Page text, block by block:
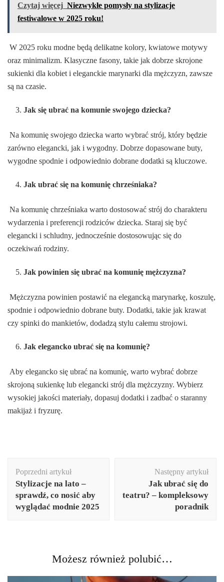
Czytaj więcej Niezwykłe pomysły na stylizacje
festiwalowe w 2025 roku!
W 2025 roku modne będą delikatne kolory, kwiatowe motywy
oraz minimalizm. Klasyczne fasony, takie jak dobrze skrojone
sukienki dla kobiet i eleganckie marynarki dla mężczyzn, zawsze
są na czasie.
Jak się ubrać na komunie swojego dziecka?
Na komunię swojego dziecka warto wybrać strój, który będzie
zarówno elegancki, jak i wygodny. Dobrze dopasowane buty,
wygodne spodnie i odpowiednio dobrane dodatki są kluczowe.
Jak ubrać się na komunię chrześniaka?
Na komunię chrześniaka warto dostosować strój do charakteru
wydarzenia i preferencji rodziców dziecka. Staraj się być
elegancki i schludny, jednocześnie dostosowując się do
oczekiwań rodziny.
Jak powinien się ubrać na komunię mężczyzna?
Mężczyzna powinien postawić na elegancką marynarkę, koszulę,
spodnie i odpowiednio dobrane buty. Dodatki, takie jak krawat
czy spinki do mankietów, dodadzą stylu całemu strojowi.
Jak elegancko ubrać się na komunię?
Aby elegancko się ubrać na komunię, warto wybrać dobrze
skrojoną sukienkę lub elegancki strój dla mężczyzny. Wybierz
wysokiej jakości materiały, dopasuj dodatki i zadbać o staranny
makijaż i fryzurę.
wpisu
Poprzedni artykuł
Stylizacje na lato –
sprawdź, co nosić aby
wyglądać modnie 2025
Następny artykuł
Jak ubrać się do
teatru? – kompleksowy
poradnik
Możesz również polubić…